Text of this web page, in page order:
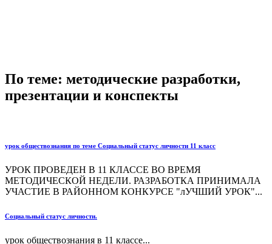
По теме: методические разработки,
презентации и конспекты
урок обществознания по теме Социальный статус личности 11 класс
УРОК ПРОВЕДЕН В 11 КЛАССЕ ВО ВРЕМЯ
МЕТОДИЧЕСКОЙ НЕДЕЛИ. РАЗРАБОТКА ПРИНИМАЛА
УЧАСТИЕ В РАЙОННОМ КОНКУРСЕ "лУЧШИЙ УРОК"...
Социальный статус личности.
урок обществознания в 11 классе...